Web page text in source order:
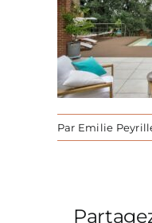
Par Emilie